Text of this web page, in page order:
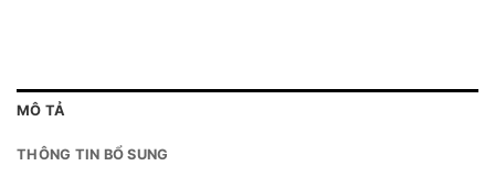
MÔ TẢ
THÔNG TIN BỔ SUNG